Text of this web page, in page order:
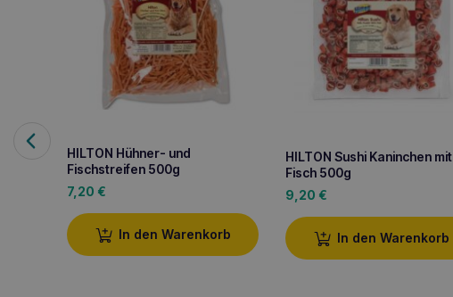
HILTON Hühner- und
Fischstreifen 500g
7,20 €
In den Warenkorb
HILTON Sushi Kaninchen mit
Fisch 500g
9,20 €
In den Warenkorb